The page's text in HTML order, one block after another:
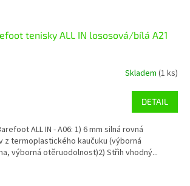
tenisky ALL IN lososová/bílá A21
Skladem (1 ks)
DETAIL
ALL IN - A06: 1) 6 mm silná rovná
z termoplastického kaučuku (výborná
výborná otěruodolnost)2) Střih vhodný...